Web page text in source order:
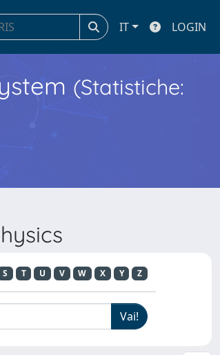
IT LOGIN
(Statistiche:
S T U V W X Y Z